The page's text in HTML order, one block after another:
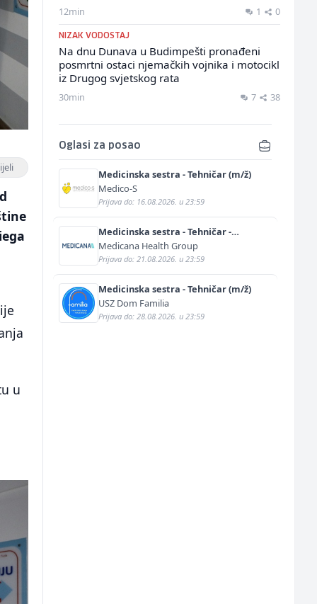
u
12min 1 0
NIZAK VODOSTAJ
Na dnu Dunava u Budimpešti pronađeni
posmrtni ostaci njemačkih vojnika i motocikl
iz Drugog svjetskog rata
30min 7 38
Oglasi za posao
Medicinska sestra - Tehničar (m/ž)
Medico-S
Prijava do: 16.08.2026. u 23:59
Medicinska sestra - Tehničar -
Anestetičar (m/ž)
Medicana Health Group
Prijava do: 21.08.2026. u 23:59
Medicinska sestra - Tehničar (m/ž)
USZ Dom Familia
Prijava do: 28.08.2026. u 23:59